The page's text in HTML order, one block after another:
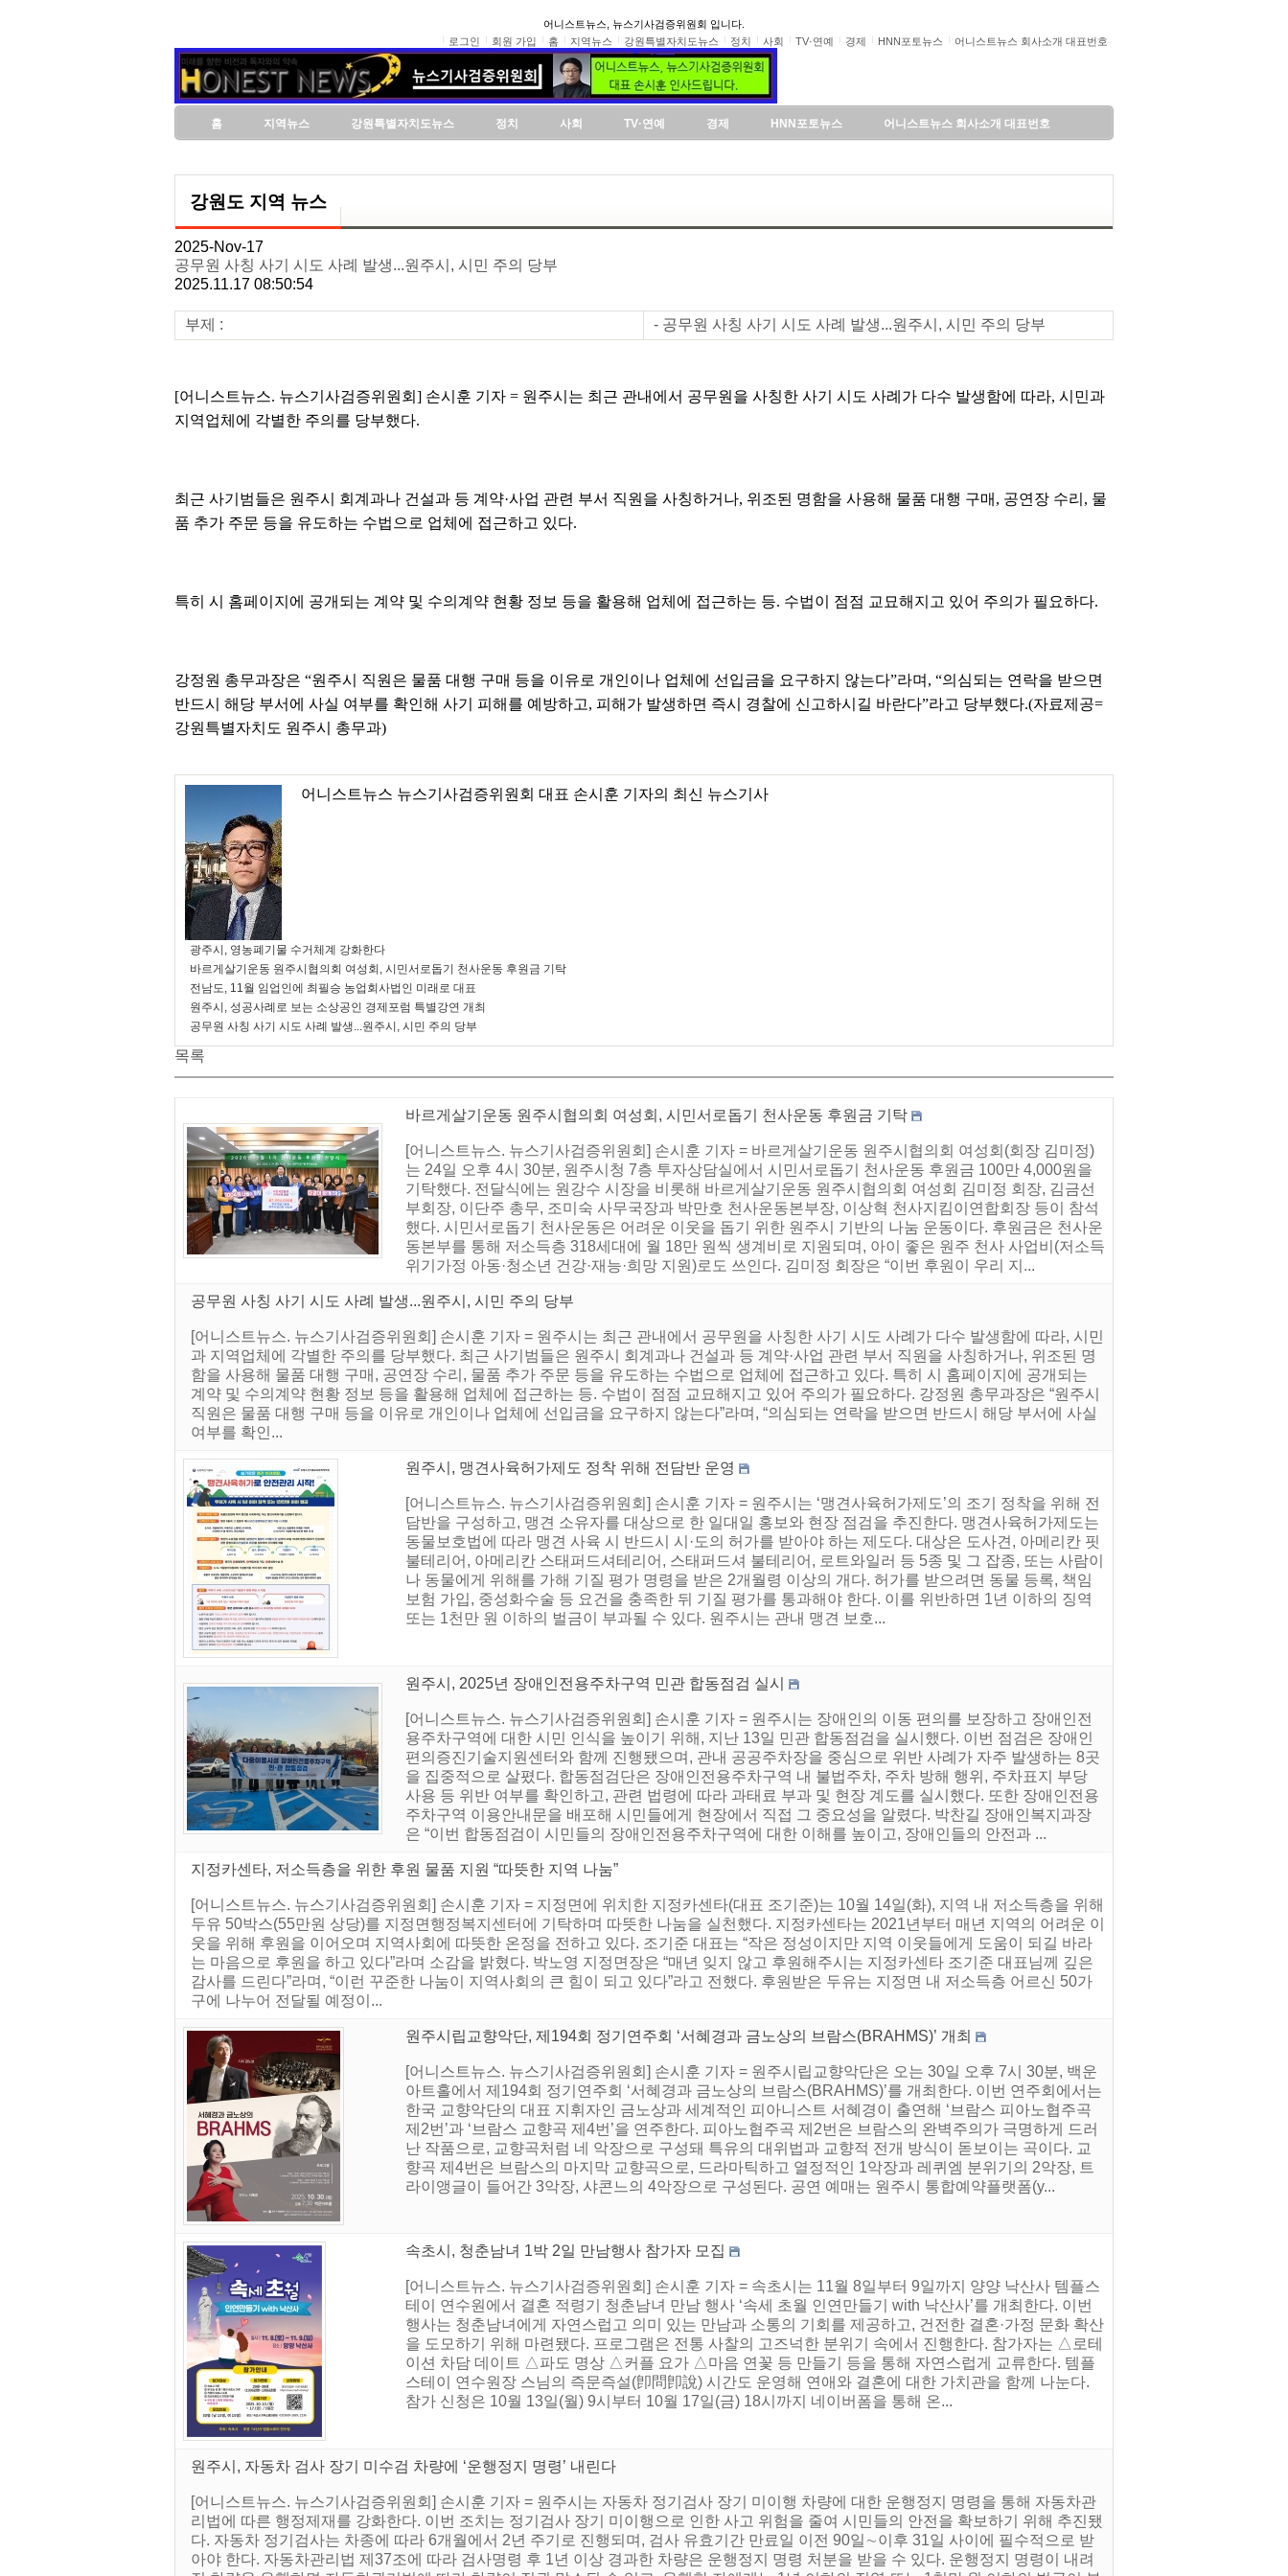
어니스트뉴스, 뉴스기사검증위원회 입니다.
로그인
회원 가입 홈 지역뉴스 강원특별자치도뉴스 정치 사회 TV·연예 경제 HNN포토뉴스 어니스트뉴스 회사소개 대표번호
홈 지역뉴스 강원특별자치도뉴스 정치 사회 TV·연예 경제 HNN포토뉴스 어니스트뉴스 회사소개 대표번호
강원도 지역 뉴스
2025-Nov-17
공무원 사칭 사기 시도 사례 발생...원주시, 시민 주의 당부
2025.11.17 08:50:54
부제 : - 공무원 사칭 사기 시도 사례 발생...원주시, 시민 주의 당부
[어니스트뉴스. 뉴스기사검증위원회] 손시훈 기자 = 원주시는 최근 관내에서 공무원을 사칭한 사기 시도 사례가 다수 발생함에 따라, 시민과
지역업체에 각별한 주의를 당부했다.
최근 사기범들은 원주시 회계과나 건설과 등 계약·사업 관련 부서 직원을 사칭하거나, 위조된 명함을 사용해 물품 대행 구매, 공연장 수리, 물
품 추가 주문 등을 유도하는 수법으로 업체에 접근하고 있다.
특히 시 홈페이지에 공개되는 계약 및 수의계약 현황 정보 등을 활용해 업체에 접근하는 등. 수법이 점점 교묘해지고 있어 주의가 필요하다.
강정원 총무과장은 “원주시 직원은 물품 대행 구매 등을 이유로 개인이나 업체에 선입금을 요구하지 않는다”라며, “의심되는 연락을 받으면
반드시 해당 부서에 사실 여부를 확인해 사기 피해를 예방하고, 피해가 발생하면 즉시 경찰에 신고하시길 바란다”라고 당부했다.(자료제공=
강원특별자치도 원주시 총무과)
어니스트뉴스 뉴스기사검증위원회 대표 손시훈 기자의 최신 뉴스기사
광주시, 영농폐기물 수거체계 강화한다
바르게살기운동 원주시협의회 여성회, 시민서로돕기 천사운동 후원금 기탁
전남도, 11월 임업인에 최필승 농업회사법인 미래로 대표
원주시, 성공사례로 보는 소상공인 경제포럼 특별강연 개최
공무원 사칭 사기 시도 사례 발생...원주시, 시민 주의 당부
목록
바르게살기운동 원주시협의회 여성회, 시민서로돕기 천사운동 후원금 기탁
[어니스트뉴스. 뉴스기사검증위원회] 손시훈 기자 = 바르게살기운동 원주시협의회 여성회(회장 김미정)
는 24일 오후 4시 30분, 원주시청 7층 투자상담실에서 시민서로돕기 천사운동 후원금 100만 4,000원을
기탁했다. 전달식에는 원강수 시장을 비롯해 바르게살기운동 원주시협의회 여성회 김미정 회장, 김금선
부회장, 이단주 총무, 조미숙 사무국장과 박만호 천사운동본부장, 이상혁 천사지킴이연합회장 등이 참석
했다. 시민서로돕기 천사운동은 어려운 이웃을 돕기 위한 원주시 기반의 나눔 운동이다. 후원금은 천사운
동본부를 통해 저소득층 318세대에 월 18만 원씩 생계비로 지원되며, 아이 좋은 원주 천사 사업비(저소득
위기가정 아동·청소년 건강·재능·희망 지원)로도 쓰인다. 김미정 회장은 “이번 후원이 우리 지...
공무원 사칭 사기 시도 사례 발생...원주시, 시민 주의 당부
[어니스트뉴스. 뉴스기사검증위원회] 손시훈 기자 = 원주시는 최근 관내에서 공무원을 사칭한 사기 시도 사례가 다수 발생함에 따라, 시민
과 지역업체에 각별한 주의를 당부했다. 최근 사기범들은 원주시 회계과나 건설과 등 계약·사업 관련 부서 직원을 사칭하거나, 위조된 명
함을 사용해 물품 대행 구매, 공연장 수리, 물품 추가 주문 등을 유도하는 수법으로 업체에 접근하고 있다. 특히 시 홈페이지에 공개되는
계약 및 수의계약 현황 정보 등을 활용해 업체에 접근하는 등. 수법이 점점 교묘해지고 있어 주의가 필요하다. 강정원 총무과장은 “원주시
직원은 물품 대행 구매 등을 이유로 개인이나 업체에 선입금을 요구하지 않는다”라며, “의심되는 연락을 받으면 반드시 해당 부서에 사실
여부를 확인...
원주시, 맹견사육허가제도 정착 위해 전담반 운영
[어니스트뉴스. 뉴스기사검증위원회] 손시훈 기자 = 원주시는 ‘맹견사육허가제도’의 조기 정착을 위해 전
담반을 구성하고, 맹견 소유자를 대상으로 한 일대일 홍보와 현장 점검을 추진한다. 맹견사육허가제도는
동물보호법에 따라 맹견 사육 시 반드시 시·도의 허가를 받아야 하는 제도다. 대상은 도사견, 아메리칸 핏
불테리어, 아메리칸 스태퍼드셔테리어, 스태퍼드셔 불테리어, 로트와일러 등 5종 및 그 잡종, 또는 사람이
나 동물에게 위해를 가해 기질 평가 명령을 받은 2개월령 이상의 개다. 허가를 받으려면 동물 등록, 책임
보험 가입, 중성화수술 등 요건을 충족한 뒤 기질 평가를 통과해야 한다. 이를 위반하면 1년 이하의 징역
또는 1천만 원 이하의 벌금이 부과될 수 있다. 원주시는 관내 맹견 보호...
원주시, 2025년 장애인전용주차구역 민관 합동점검 실시
[어니스트뉴스. 뉴스기사검증위원회] 손시훈 기자 = 원주시는 장애인의 이동 편의를 보장하고 장애인전
용주차구역에 대한 시민 인식을 높이기 위해, 지난 13일 민관 합동점검을 실시했다. 이번 점검은 장애인
편의증진기술지원센터와 함께 진행됐으며, 관내 공공주차장을 중심으로 위반 사례가 자주 발생하는 8곳
을 집중적으로 살폈다. 합동점검단은 장애인전용주차구역 내 불법주차, 주차 방해 행위, 주차표지 부당
사용 등 위반 여부를 확인하고, 관련 법령에 따라 과태료 부과 및 현장 계도를 실시했다. 또한 장애인전용
주차구역 이용안내문을 배포해 시민들에게 현장에서 직접 그 중요성을 알렸다. 박찬길 장애인복지과장
은 “이번 합동점검이 시민들의 장애인전용주차구역에 대한 이해를 높이고, 장애인들의 안전과 ...
지정카센타, 저소득층을 위한 후원 물품 지원 “따뜻한 지역 나눔”
[어니스트뉴스. 뉴스기사검증위원회] 손시훈 기자 = 지정면에 위치한 지정카센타(대표 조기준)는 10월 14일(화), 지역 내 저소득층을 위해
두유 50박스(55만원 상당)를 지정면행정복지센터에 기탁하며 따뜻한 나눔을 실천했다. 지정카센타는 2021년부터 매년 지역의 어려운 이
웃을 위해 후원을 이어오며 지역사회에 따뜻한 온정을 전하고 있다. 조기준 대표는 “작은 정성이지만 지역 이웃들에게 도움이 되길 바라
는 마음으로 후원을 하고 있다”라며 소감을 밝혔다. 박노영 지정면장은 “매년 잊지 않고 후원해주시는 지정카센타 조기준 대표님께 깊은
감사를 드린다”라며, “이런 꾸준한 나눔이 지역사회의 큰 힘이 되고 있다”라고 전했다. 후원받은 두유는 지정면 내 저소득층 어르신 50가
구에 나누어 전달될 예정이...
원주시립교향악단, 제194회 정기연주회 ‘서혜경과 금노상의 브람스(BRAHMS)’ 개최
[어니스트뉴스. 뉴스기사검증위원회] 손시훈 기자 = 원주시립교향악단은 오는 30일 오후 7시 30분, 백운
아트홀에서 제194회 정기연주회 ‘서혜경과 금노상의 브람스(BRAHMS)’를 개최한다. 이번 연주회에서는
한국 교향악단의 대표 지휘자인 금노상과 세계적인 피아니스트 서혜경이 출연해 ‘브람스 피아노협주곡
제2번’과 ‘브람스 교향곡 제4번’을 연주한다. 피아노협주곡 제2번은 브람스의 완벽주의가 극명하게 드러
난 작품으로, 교향곡처럼 네 악장으로 구성돼 특유의 대위법과 교향적 전개 방식이 돋보이는 곡이다. 교
향곡 제4번은 브람스의 마지막 교향곡으로, 드라마틱하고 열정적인 1악장과 레퀴엠 분위기의 2악장, 트
라이앵글이 들어간 3악장, 샤콘느의 4악장으로 구성된다. 공연 예매는 원주시 통합예약플랫폼(y...
속초시, 청춘남녀 1박 2일 만남행사 참가자 모집
[어니스트뉴스. 뉴스기사검증위원회] 손시훈 기자 = 속초시는 11월 8일부터 9일까지 양양 낙산사 템플스
테이 연수원에서 결혼 적령기 청춘남녀 만남 행사 ‘속세 초월 인연만들기 with 낙산사’를 개최한다. 이번
행사는 청춘남녀에게 자연스럽고 의미 있는 만남과 소통의 기회를 제공하고, 건전한 결혼·가정 문화 확산
을 도모하기 위해 마련됐다. 프로그램은 전통 사찰의 고즈넉한 분위기 속에서 진행한다. 참가자는 △로테
이션 차담 데이트 △파도 명상 △커플 요가 △마음 연꽃 등 만들기 등을 통해 자연스럽게 교류한다. 템플
스테이 연수원장 스님의 즉문즉설(卽問卽說) 시간도 운영해 연애와 결혼에 대한 가치관을 함께 나눈다.
참가 신청은 10월 13일(월) 9시부터 10월 17일(금) 18시까지 네이버폼을 통해 온...
원주시, 자동차 검사 장기 미수검 차량에 ‘운행정지 명령’ 내린다
[어니스트뉴스. 뉴스기사검증위원회] 손시훈 기자 = 원주시는 자동차 정기검사 장기 미이행 차량에 대한 운행정지 명령을 통해 자동차관
리법에 따른 행정제재를 강화한다. 이번 조치는 정기검사 장기 미이행으로 인한 사고 위험을 줄여 시민들의 안전을 확보하기 위해 추진됐
다. 자동차 정기검사는 차종에 따라 6개월에서 2년 주기로 진행되며, 검사 유효기간 만료일 이전 90일∼이후 31일 사이에 필수적으로 받
아야 한다. 자동차관리법 제37조에 따라 검사명령 후 1년 이상 경과한 차량은 운행정지 명령 처분을 받을 수 있다. 운행정지 명령이 내려